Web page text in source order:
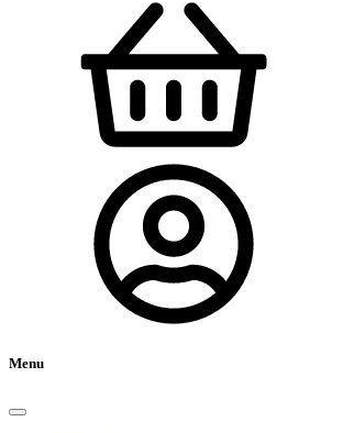
Menu